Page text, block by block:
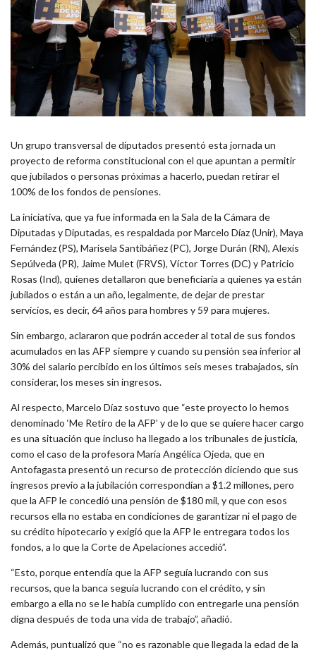
Un grupo transversal de diputados presentó esta jornada un
proyecto de reforma constitucional con el que apuntan a permitir
que jubilados o personas próximas a hacerlo, puedan retirar el
100% de los fondos de pensiones.
La iniciativa, que ya fue informada en la Sala de la Cámara de
Diputadas y Diputadas, es respaldada por Marcelo Díaz (Unir), Maya
Fernández (PS), Marisela Santibáñez (PC), Jorge Durán (RN), Alexis
Sepúlveda (PR), Jaime Mulet (FRVS), Víctor Torres (DC) y Patricio
Rosas (Ind), quienes detallaron que beneficiaría a quienes ya están
jubilados o están a un año, legalmente, de dejar de prestar
servicios, es decir, 64 años para hombres y 59 para mujeres.
Sin embargo, aclararon que podrán acceder al total de sus fondos
acumulados en las AFP siempre y cuando su pensión sea inferior al
30% del salario percibido en los últimos seis meses trabajados, sin
considerar, los meses sin ingresos.
Al respecto, Marcelo Díaz sostuvo que “este proyecto lo hemos
denominado ‘Me Retiro de la AFP’ y de lo que se quiere hacer cargo
es una situación que incluso ha llegado a los tribunales de justicia,
como el caso de la profesora María Angélica Ojeda, que en
Antofagasta presentó un recurso de protección diciendo que sus
ingresos previo a la jubilación correspondían a $1.2 millones, pero
que la AFP le concedió una pensión de $180 mil, y que con esos
recursos ella no estaba en condiciones de garantizar ni el pago de
su crédito hipotecario y exigió que la AFP le entregara todos los
fondos, a lo que la Corte de Apelaciones accedió”.
“Esto, porque entendía que la AFP seguía lucrando con sus
recursos, que la banca seguía lucrando con el crédito, y sin
embargo a ella no se le había cumplido con entregarle una pensión
digna después de toda una vida de trabajo”, añadió.
Además, puntualizó que “no es razonable que llegada la edad de la